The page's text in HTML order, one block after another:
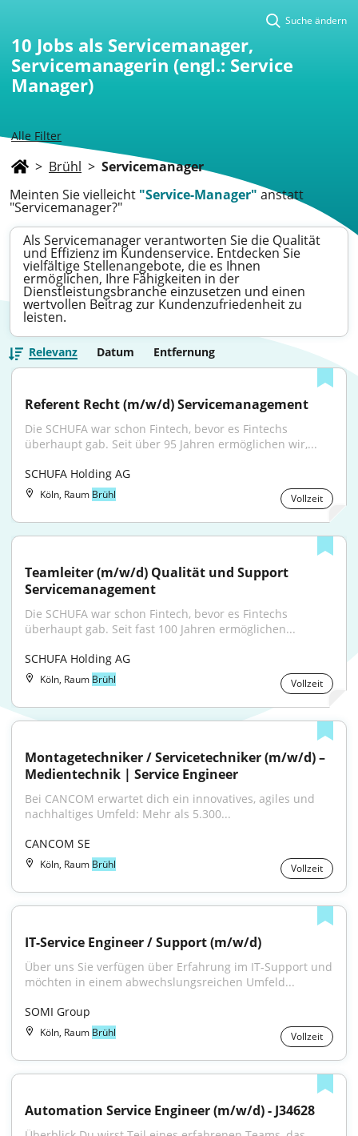
Alle Filter
Suche ändern
10 Jobs als Servicemanager,
Servicemanagerin (engl.: Service
Manager)
> Brühl > Servicemanager
Meinten Sie vielleicht "Service-Manager" anstatt
"Servicemanager?"
Als Servicemanager verantworten Sie die Qualität
und Effizienz im Kundenservice. Entdecken Sie
vielfältige Stellenangebote, die es Ihnen
ermöglichen, Ihre Fähigkeiten in der
Dienstleistungsbranche einzusetzen und einen
wertvollen Beitrag zur Kundenzufriedenheit zu
leisten.
Relevanz Datum Entfernung
Referent Recht (m/w/d) Servicemanagement
Die SCHUFA war schon Fintech, bevor es Fintechs
überhaupt gab. Seit über 95 Jahren ermöglichen wir,...
SCHUFA Holding AG
Köln, Raum Brühl Vollzeit
Teamleiter (m/w/d) Qualität und Support
Servicemanagement
Die SCHUFA war schon Fintech, bevor es Fintechs
überhaupt gab. Seit fast 100 Jahren ermöglichen...
SCHUFA Holding AG
Köln, Raum Brühl Vollzeit
Montagetechniker / Servicetechniker (m/w/d) –
Medientechnik | Service Engineer
Bei CANCOM erwartet dich ein innovatives, agiles und
nachhaltiges Umfeld: Mehr als 5.300...
CANCOM SE
Köln, Raum Brühl Vollzeit
IT-Service Engineer / Support (m/w/d)
Über uns Sie verfügen über Erfahrung im IT-Support und
möchten in einem abwechslungsreichen Umfeld...
SOMI Group
Köln, Raum Brühl Vollzeit
Automation Service Engineer (m/w/d) - J34628